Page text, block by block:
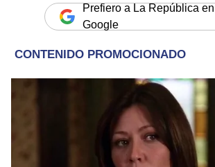
Prefiero a La República en
Google